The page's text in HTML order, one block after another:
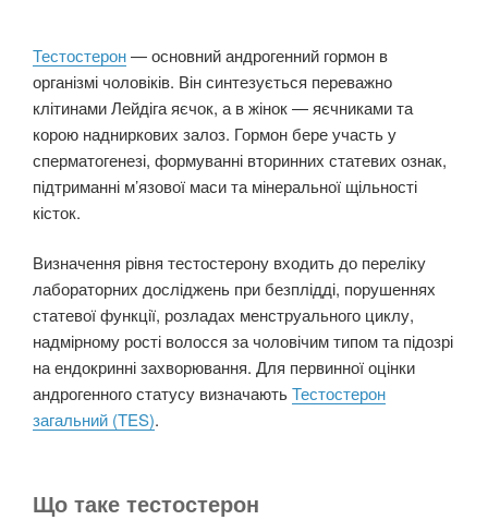
Тестостерон— основний андрогенний гормон в
організмі чоловіків. Він синтезується переважно
клітинами Лейдіга яєчок, а в жінок — яєчниками та
корою надниркових залоз. Гормон бере участь у
сперматогенезі, формуванні вторинних статевих ознак,
підтриманні м’язової маси та мінеральної щільності
кісток.
Визначення рівня тестостерону входить до переліку
лабораторних досліджень при безплідді, порушеннях
статевої функції, розладах менструального циклу,
надмірному рості волосся за чоловічим типом та підозрі
на ендокринні захворювання. Для первинної оцінки
андрогенного статусу визначаютьТестостерон
загальний (TES).
Що таке тестостерон